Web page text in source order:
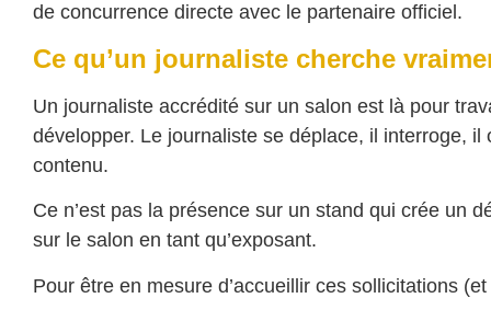
de concurrence directe avec le partenaire officiel.
Ce qu’un journaliste cherche
Un journaliste accrédité sur un salon est là pour
développer. Le journaliste se déplace, il interroge,
contenu.
Ce n’est pas la présence sur un stand qui crée un
sur le salon en tant qu’exposant.
Pour être en mesure d’accueillir ces sollicitations